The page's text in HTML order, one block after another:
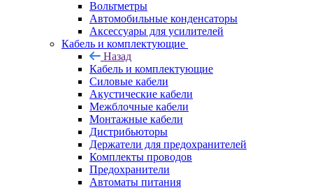
Вольтметры
Автомобильные конденсаторы
Аксессуары для усилителей
Кабель и комплектующие
Назад
Кабель и комплектующие
Силовые кабели
Акустические кабели
Межблочные кабели
Монтажные кабели
Дистрибьюторы
Держатели для предохранителей
Комплекты проводов
Предохранители
Автоматы питания